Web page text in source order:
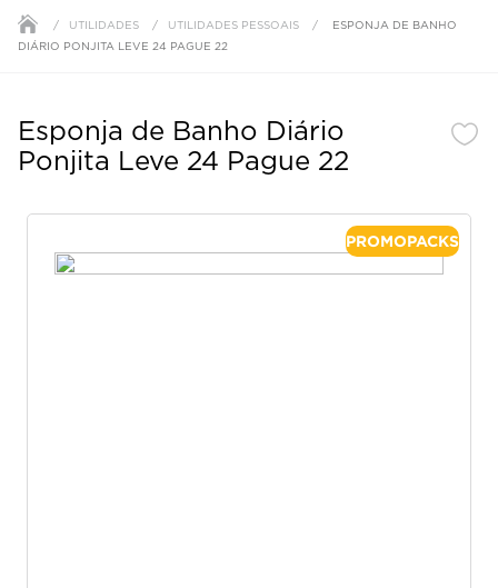
UTILIDADES UTILIDADES PESSOAIS
ESPONJA DE BANHO
DIÁRIO PONJITA LEVE 24 PAGUE 22
Esponja de Banho Diário
Ponjita Leve 24 Pague 22
PROMOPACKS